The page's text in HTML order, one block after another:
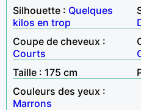
Silhouette : Quelques
kilos en trop
Coupe de cheveux :
Courts
Taille : 175 cm
Couleurs des yeux :
Marrons